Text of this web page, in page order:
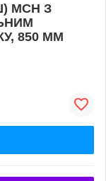
МСН З
850 ММ